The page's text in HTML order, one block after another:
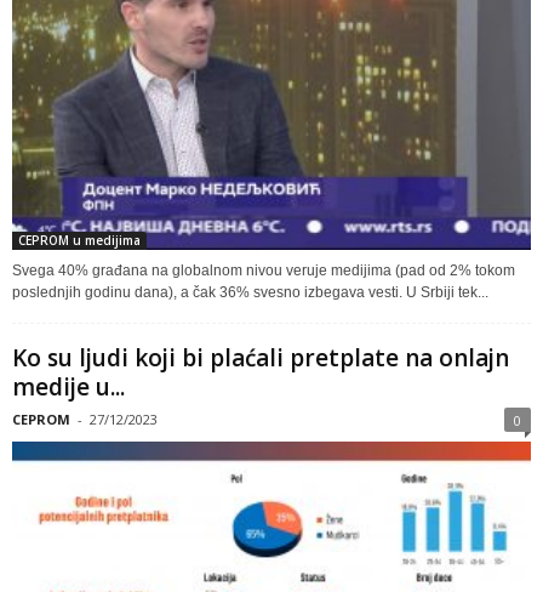
CEPROM u medijima
Svega 40% građana na globalnom nivou veruje medijima (pad od 2% tokom
poslednjih godinu dana), a čak 36% svesno izbegava vesti. U Srbiji tek...
Ko su ljudi koji bi plaćali pretplate na onlajn
medije u...
CEPROM - 27/12/2023 0